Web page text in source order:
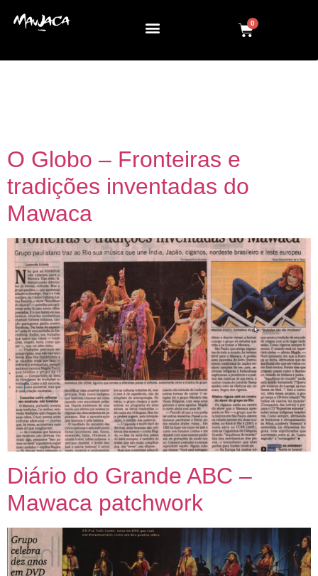
0
O Globo – Fronteiras e
tradições inventadas do
Mawaca
Diário do Grande ABC –
Mawaca patchwork